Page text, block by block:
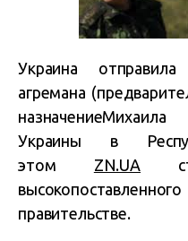
Украина
агремана
Украины в
этом ZN.UA
правительстве.